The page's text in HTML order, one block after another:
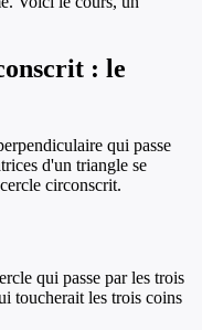
: le
qui passe
d'un triangle se
circonscrit.
qui passe par les trois
toucherait les trois coins